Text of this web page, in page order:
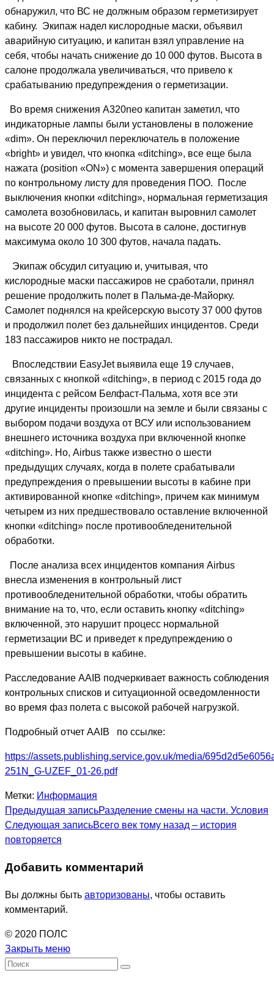
обнаружил, что ВС не должным образом герметизирует
кабину. Экипаж надел кислородные маски, объявил
аварийную ситуацию, и капитан взял управление на
себя, чтобы начать снижение до 10 000 футов. Высота в
салоне продолжала увеличиваться, что привело к
срабатыванию предупреждения о герметизации.
Во время снижения A320neo капитан заметил, что
индикаторные лампы были установлены в положение
«dim». Он переключил переключатель в положение
«bright» и увидел, что кнопка «ditching», все еще была
нажата (position «ON») с момента завершения операций
по контрольному листу для проведения ПОО. После
выключения кнопки «ditching», нормальная герметизация
самолета возобновилась, и капитан выровнил самолет
на высоте 20 000 футов. Высота в салоне, достигнув
максимума около 10 300 футов, начала падать.
Экипаж обсудил ситуацию и, учитывая, что
кислородные маски пассажиров не сработали, принял
решение продолжить полет в Пальма-де-Майорку.
Самолет поднялся на крейсерскую высоту 37 000 футов
и продолжил полет без дальнейших инцидентов. Среди
183 пассажиров никто не пострадал.
Впоследствии EasyJet выявила еще 19 случаев,
связанных с кнопкой «ditching», в период с 2015 года до
инцидента с рейсом Белфаст-Пальма, хотя все эти
другие инциденты произошли на земле и были связаны с
выбором подачи воздуха от ВСУ или использованием
внешнего источника воздуха при включенной кнопке
«ditching». Но, Airbus также известно о шести
предыдущих случаях, когда в полете срабатывали
предупреждения о превышении высоты в кабине при
активированной кнопке «ditching», причем как минимум
четырем из них предшествовало оставление включенной
кнопки «ditching» после противообледенительной
обработки.
После анализа всех инцидентов компания Airbus
внесла изменения в контрольный лист
противообледенительной обработки, чтобы обратить
внимание на то, что, если оставить кнопку «ditching»
включенной, это нарушит процесс нормальной
герметизации ВС и приведет к предупреждению о
превышении высоты в кабине.
Расследование AAIB подчеркивает важность соблюдения
контрольных списков и ситуационной осведомленности
во время фаз полета с высокой рабочей нагрузкой.
Подробный отчет AAIB по ссылке:
https://assets.publishing.service.gov.uk/media/
251N_G-UZEF_01-26.pdf
Метки: Информация
Еще
статьи
Предыдущая записьРазделение смены на части. Условия
Следующая записьВсего век тому назад – история
повторяется
Добавить комментарий
Вы должны быть авторизованы, чтобы оставить
комментарий.
© 2020 ПОЛС
Закрыть меню